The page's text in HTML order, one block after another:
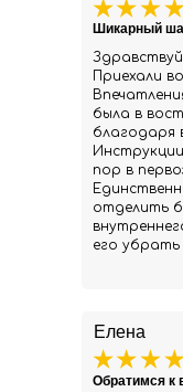
Елена
Обратимся к
Приехали
была в
благодаря
пор в
отделить
его убрать
Шикарный